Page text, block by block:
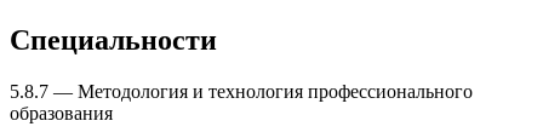
Специальности
5.8.7 — Методология и теxнология профессионального
образования